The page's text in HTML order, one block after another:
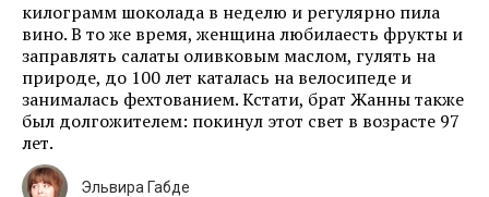
килограмм шоколада в неделю и регулярно пила
вино. В то же время, женщина любилаесть фрукты и
заправлять салаты оливковым маслом, гулять на
природе, до 100 лет каталась на велосипеде и
занималась фехтованием. Кстати, брат Жанны также
был долгожителем: покинул этот свет в возрасте 97
лет.
Эльвира Габде